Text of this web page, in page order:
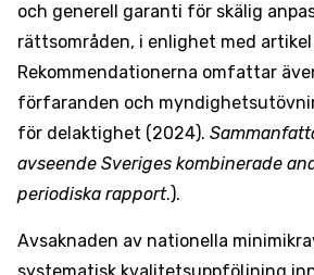
och generell garanti för skälig
rättsområden, i enlighet med
Rekommendationerna omfattar
förfaranden och
för delaktighet (2024).
avseende Sveriges kombinerade
periodiska rapport.).
Avsaknaden av nationella